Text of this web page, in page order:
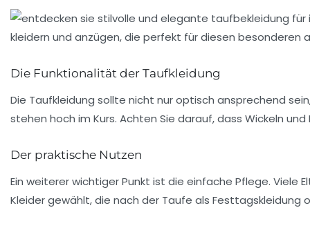
Die Funktionalität der Taufkleidung
Die Taufkleidung sollte nicht nur optisch ansprechend
stehen hoch im Kurs. Achten Sie darauf, dass Wickeln
Der praktische Nutzen
Ein weiterer wichtiger Punkt ist die einfache Pflege. Viele
Kleider gewählt, die nach der Taufe als Festtagskleidung